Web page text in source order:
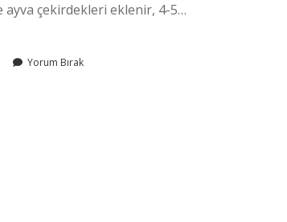
ayva çekirdekleri eklenir, 4-5…
Yorum Bırak